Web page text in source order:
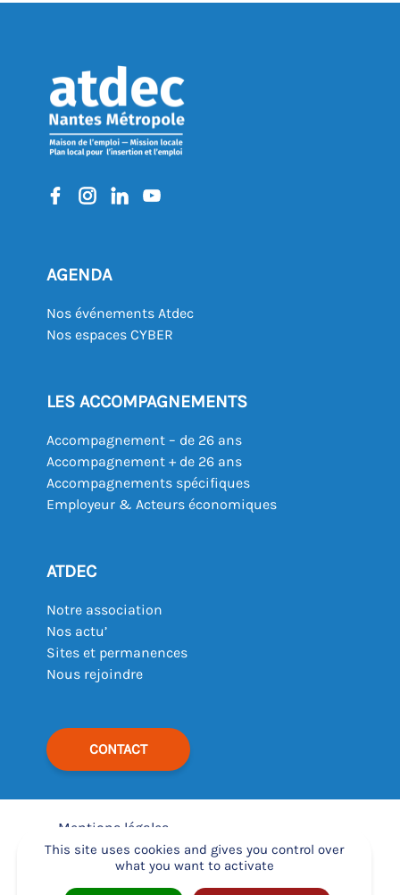
AGENDA
Nos événements Atdec
Nos espaces CYBER
LES ACCOMPAGNEMENTS
Accompagnement – de 26 ans
Accompagnement + de 26 ans
Accompagnements spécifiques
Employeur & Acteurs économiques
ATDEC
Notre association
Nos actu’
Sites et permanences
Nous rejoindre
CONTACT
Mentions légales
–
Déclaration d’accessibilité
This site uses cookies and gives you control over
what you want to activate